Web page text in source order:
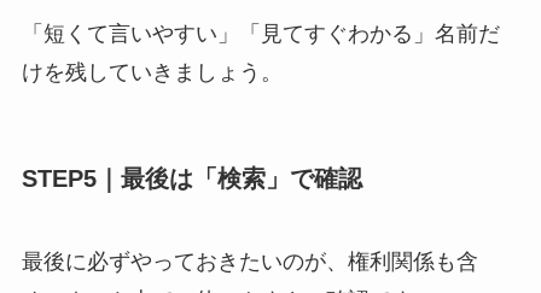
「短くて言いやすい」「見てすぐわかる」名前だ
けを残していきましょう。
STEP5｜最後は「検索」で確認
最後に必ずやっておきたいのが、権利関係も含